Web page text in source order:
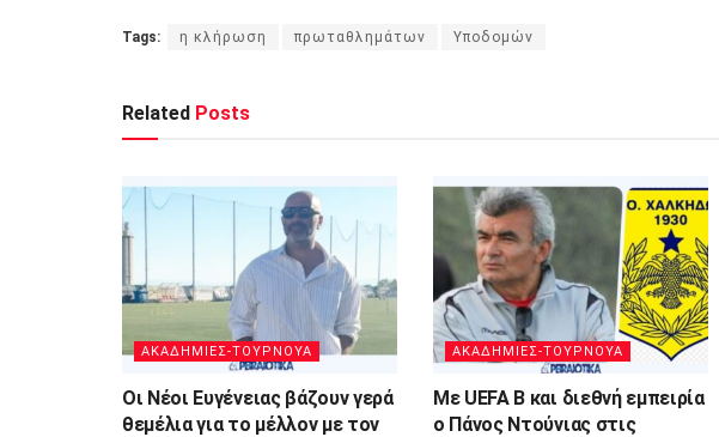
Tags: η κλήρωση πρωταθλημάτων Υποδομών
Related Posts
ΑΚΑΔΗΜΙΕΣ-ΤΟΥΡΝΟΥΑ
Οι Νέοι Ευγένειας βάζουν γερά
θεμέλια για το μέλλον με τον
ΑΚΑΔΗΜΙΕΣ-ΤΟΥΡΝΟΥΑ
Με UEFA B και διεθνή εμπειρία
ο Πάνος Ντούνιας στις